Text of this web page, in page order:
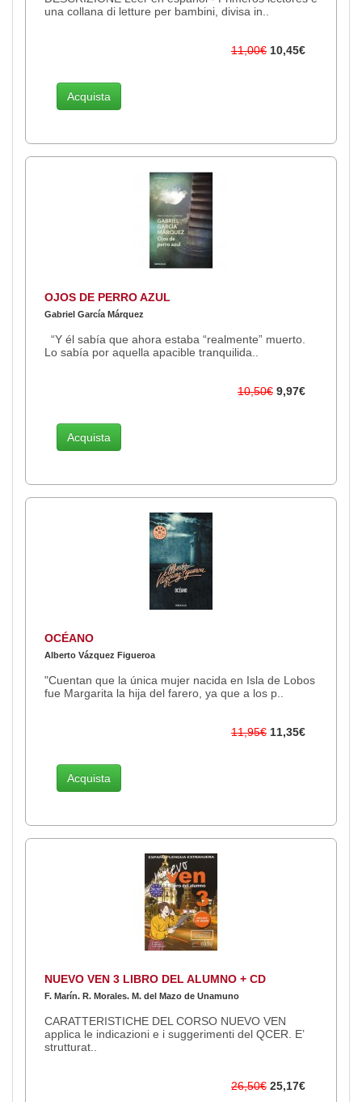
una collana di letture per bambini, divisa in..
11,00€ 10,45€
Acquista
OJOS DE PERRO AZUL
Gabriel García Márquez
“Y él sabía que ahora estaba “realmente” muerto.
Lo sabía por aquella apacible tranquilida..
10,50€ 9,97€
Acquista
OCÉANO
Alberto Vázquez Figueroa
"Cuentan que la única mujer nacida en Isla de Lobos
fue Margarita la hija del farero, ya que a los p..
11,95€ 11,35€
Acquista
NUEVO VEN 3 LIBRO DEL ALUMNO + CD
F. Marín. R. Morales. M. del Mazo de Unamuno
CARATTERISTICHE DEL CORSO NUEVO VEN
applica le indicazioni e i suggerimenti del QCER. E’
strutturat..
26,50€ 25,17€